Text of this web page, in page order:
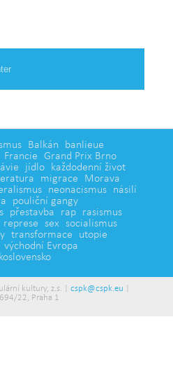
Balkán
banlieue
Francie
Grand Prix Brno
jídlo
každodenní život
migrace
Morava
neonacismus
násilí
pouliční gangy
přestavba rap
rasismus
represe sex
socialismus
transformace
utopie
východní Evropa
kultury, z.s. | cspk@cspk.eu
22, Praha 1